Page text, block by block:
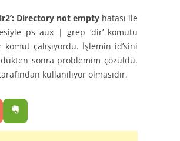
Directory not empty hatası ile
ps aux | grep ‘dir’ komutu
çalışıyordu. İşlemin id’sini
sonra problemim çözüldü.
kullanılıyor olmasıdır.